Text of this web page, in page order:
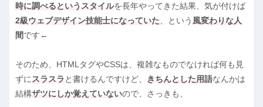
時に調べるというスタイルを長年やってきた結果、気が付けば
2級ウェブデザイン技能士になっていた 、という 風変わりな人
間です←
そのため、HTMLタグやCSSは、複雑なものでなければ何も見
ずに スラスラ と書けるんですけど、 きちんとした用語なんかは
結構ザツにしか覚えていないので、さっきも、